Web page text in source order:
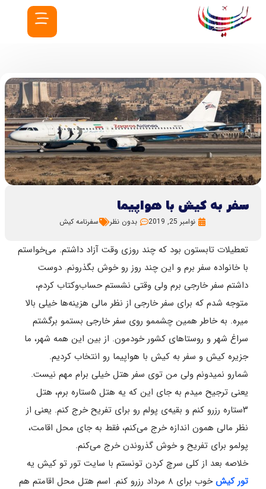
سفر به کیش با هواپیما
نوامبر 25, 2019 بدون نظر سفرنامه کیش
تعطیلات تابستون بود که چند روزی وقت آزاد داشتم. می‌خواستم
با خانواده سفر برم و این چند روز رو خوش بگذرونم. دوست
داشتم سفر خارجی برم ولی وقتی نشستم حساب‌وکتاب کردم،
متوجه شدم که برای سفر خارجی از نظر مالی هزینه‌ها خیلی بالا
میره. به خاطر همین چشممو روی سفر خارجی بستمو برگشتم
سراغ شهر و روستاهای کشور خودمون. از بین این همه شهر، ما
جزیره کیش و سفر به کیش با هواپیما رو انتخاب کردیم.
شمارو نمیدونم ولی من توی سفر هتل خیلی برام مهم نیست.
یعنی ترجیح میدم به جای این که یه هتل ۵ستاره برم، هتل
۳ستاره رزرو کنم و بقیه‌ی پولم رو برای تفریح خرج کنم. یعنی از
نظر مالی همون اندازه خرج می‌کنم، فقط به جای محل اقامت،
پولمو برای تفریح و خوش گذروندن خرج می‌کنم.
خلاصه بعد از کلی سرچ کردن تونستم با سایت تور تو کیش یه
تور کیشخوب برای ۸ مرداد رزرو کنم. اسم هتل محل اقامتم هم